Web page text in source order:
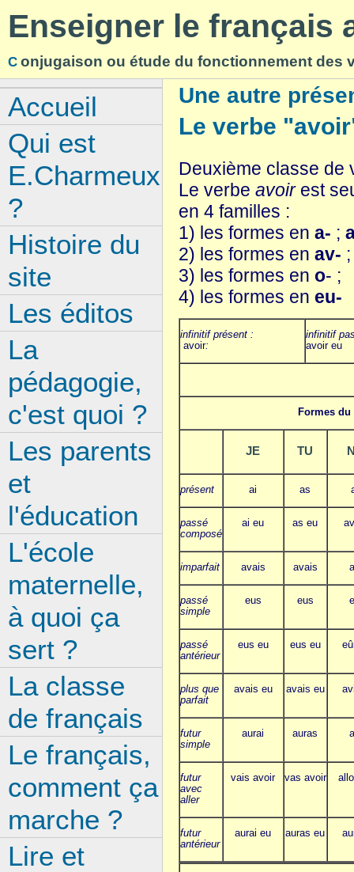
Enseigner le français
C onjugaison ou étude du fonctionnement des
Une autre
Le verbe
Deuxième classe de
Le verbe avoirest
en 4 familles :
1) les formes en a- ;
2) les formes en av- ;
3) les formes en o- ;
4) les formes en eu-
infinitif présent :
avoir:
infinitif
avoir eu
Formes
JE TU
présent ai as
passé
composé
ai eu as eu
imparfait avais avais
passé
simple
eus eus
passé
antérieur
eus eu eus eu
plus que
parfait
avais eu avais eu
futur
simple
aurai auras
futur
avec
aller
vais avoir vas avoir
futur
antérieur
aurai eu auras eu
Accueil
Qui est
E.Charmeux
?
Histoire du
site
Les éditos
La
pédagogie,
c'est quoi ?
Les parents
et
l'éducation
L'école
maternelle,
à quoi ça
sert ?
La classe
de français
Le français,
comment ça
marche ?
Lire et